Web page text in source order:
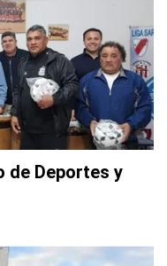
de Deportes y